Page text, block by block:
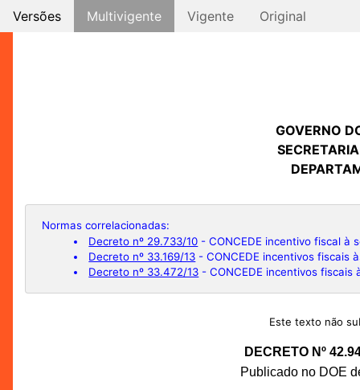
Versões Multivigente Vigente Original
GOVERNO
Normas correlacionadas:
Decreto nº 29.733/10 - CONCEDE incentivo fiscal à
Decreto nº 33.169/13 - CONCEDE incentivos fiscais
Decreto nº 33.472/13 - CONCEDE incentivos
Este texto não
DECRETO Nº
Publicado no DOE